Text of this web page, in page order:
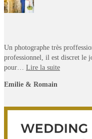
Un photographe très
professionnel, il est discret le
pour… Lire la suite
Emilie & Romain